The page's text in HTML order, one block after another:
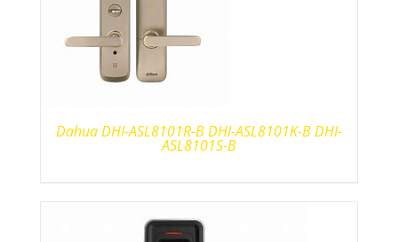
Dahua DHI-ASL8101R-B DHI-ASL8101K-B DHI-
ASL8101S-B